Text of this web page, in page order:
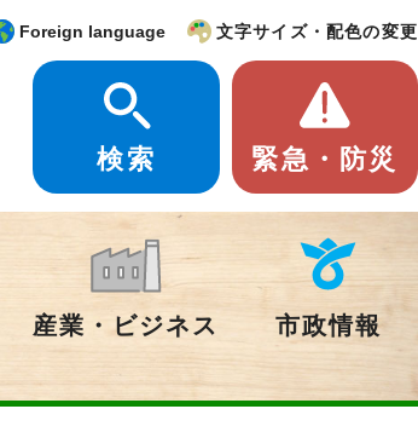
Foreign language 文字サイズ・配色の変更
検索 緊急・防災
産業・ビジネス 市政情報